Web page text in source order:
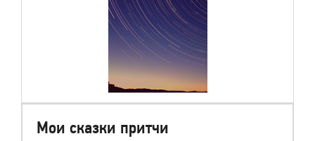
Мои сказки притчи